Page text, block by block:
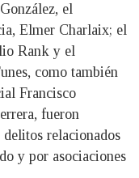
el
Elmer Charlaix; el
Rank y el
como también
Francisco
fueron
relacionados
y por asociaciones